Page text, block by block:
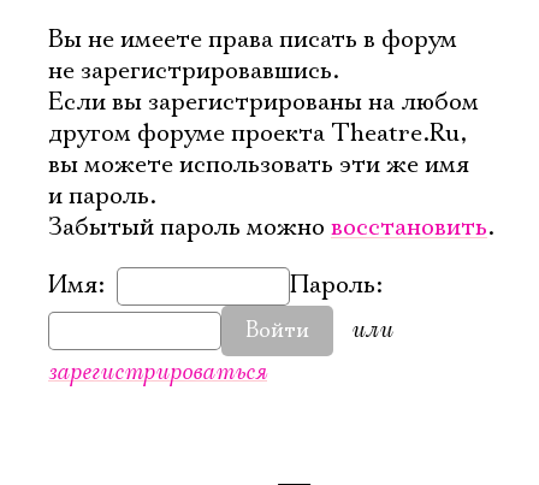
Вы не имеете права писать в форум
не зарегистрировавшись.
Если вы зарегистрированы на любом
другом форуме проекта Theatre.Ru,
вы можете использовать эти же имя
и пароль.
Забытый пароль можно восстановить.
Имя:
Пароль:
Войти
или
зарегистрироваться